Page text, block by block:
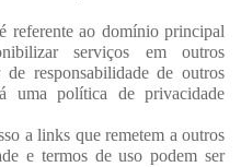
referente ao domínio principal
serviços em outros
responsabilidade de outros
uma política de privacidade
a links que remetem a outros
e termos de uso podem ser